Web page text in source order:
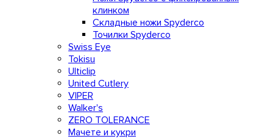
клинком
Складные ножи Spyderco
Точилки Spyderco
Swiss Eye
Tokisu
Ulticlip
United Cutlery
VIPER
Walker's
ZERO TOLERANCE
Мачете и кукри